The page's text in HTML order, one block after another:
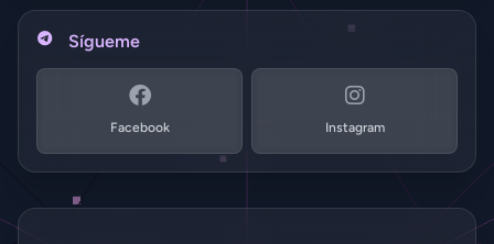
Sígueme
Facebook Instagram